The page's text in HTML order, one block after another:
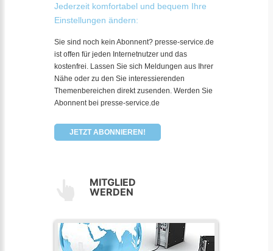
Jederzeit komfortabel und bequem Ihre
Einstellungen ändern:
Sie sind noch kein Abonnent? presse-service.de
ist offen für jeden Internetnutzer und das
kostenfrei. Lassen Sie sich Meldungen aus Ihrer
Nähe oder zu den Sie interessierenden
Themenbereichen direkt zusenden. Werden Sie
Abonnent bei presse-service.de
JETZT ABONNIEREN!
MITGLIED
WERDEN